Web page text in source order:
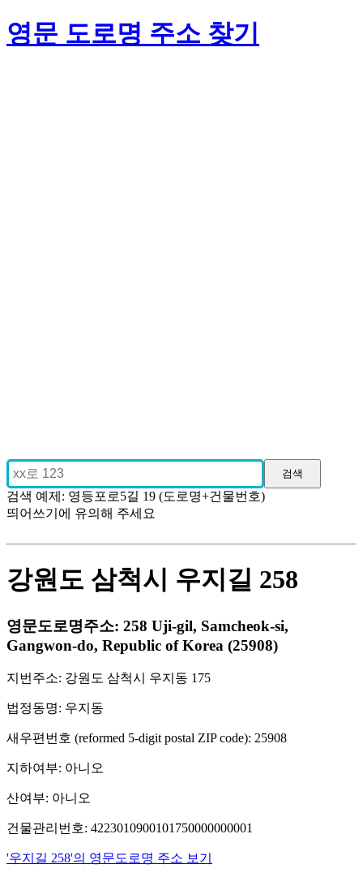
영문 도로명 주소 찾기
검색 예제: 영등포로5길 19 (도로명+건물번호)
띄어쓰기에 유의해 주세요
강원도 삼척시 우지길 258
영문도로명주소: 258 Uji-gil, Samcheok-si,
Gangwon-do, Republic of Korea (25908)
지번주소: 강원도 삼척시 우지동 175
법정동명: 우지동
새우편번호 (reformed 5-digit postal ZIP code): 25908
지하여부: 아니오
산여부: 아니오
건물관리번호: 4223010900101750000000001
'우지길 258'의 영문도로명 주소 보기